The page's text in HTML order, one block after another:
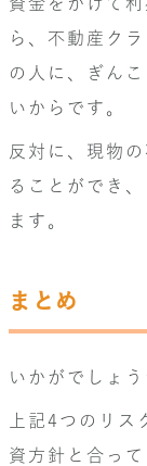
ら、不動産ク
の人に、ぎん
いからです。
反対に、現物
ることができ
ます。
まとめ
いかがでしょう
上記4つのリ
資方針と合っ